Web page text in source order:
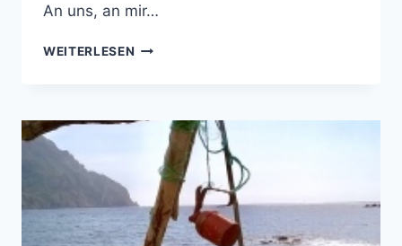
An uns, an mir…
WEITERLESEN MORGENSTILLER